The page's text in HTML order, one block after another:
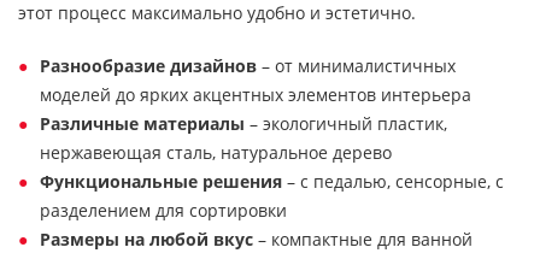
этот процесс максимально удобно и эстетично.
Разнообразие дизайнов – от минималистичных
моделей до ярких акцентных элементов интерьера
Различные материалы – экологичный пластик,
нержавеющая сталь, натуральное дерево
Функциональные решения – с педалью, сенсорные, с
разделением для сортировки
Размеры на любой вкус – компактные для ванной